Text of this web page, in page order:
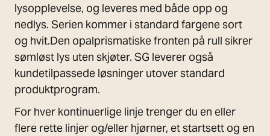
lysopplevelse, og leveres med både opp og
nedlys. Serien kommer i standard fargene sort
og hvit.Den opalprismatiske fronten på rull sikrer
sømløst lys uten skjøter. SG leverer også
kundetilpassede løsninger utover standard
produktprogram.
For hver kontinuerlige linje trenger du en eller
flere rette linjer og/eller hjørner, et startsett og en